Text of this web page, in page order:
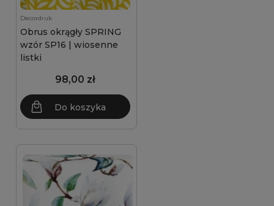
Decordruk
Obrus okrągły SPRING
wzór SP16 | wiosenne
listki
98,00 zł
Do koszyka